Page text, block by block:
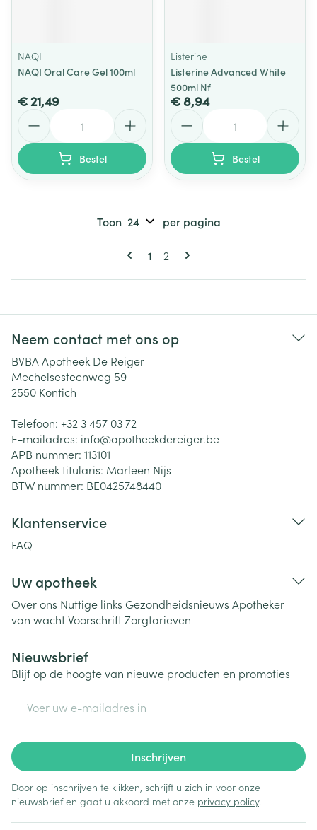
NAQI
NAQI Oral Care Gel 100ml
€ 21,49
Bestel
Listerine
Listerine Advanced White
500ml Nf
€ 8,94
Bestel
Pagina's
U lees momenteel pagina
1 Pagina
2
Toon per pagina
Neem contact met ons op
BVBA Apotheek De Reiger
Mechelsesteenweg 59
2550 Kontich
Telefoon: +32 3 457 03 72
E-mailadres: info@apotheekdereiger.be
APB nummer: 113101
Apotheek titularis: Marleen Nijs
BTW nummer: BE0425748440
Klantenservice
FAQ
Uw apotheek
Over ons Nuttige links Gezondheidsnieuws Apotheker
van wachtVoorschriftZorgtarieven
Nieuwsbrief
Blijf op de hoogte van nieuwe producten en promoties
Inschrijven
Door op inschrijven te klikken, schrijft u zich in voor onze
nieuwsbrief en gaat u akkoord met onze privacy policy.